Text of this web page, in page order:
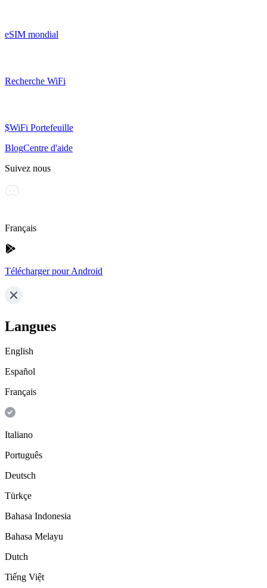
eSIM mondial
Recherche WiFi
$WiFi Portefeuille
BlogCentre d'aide
Suivez nous
Français
Télécharger pour Android
Langues
English
Español
Français
Italiano
Português
Deutsch
Türkçe
Bahasa Indonesia
Bahasa Melayu
Dutch
Tiếng Việt